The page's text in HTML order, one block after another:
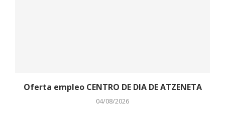
Oferta empleo CENTRO DE DIA DE ATZENETA
04/08/2026